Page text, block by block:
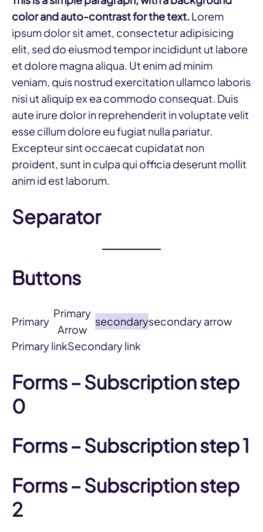
color and auto-contrast for the text. Lorem
ipsum dolor sit amet, consectetur adipisicing
elit, sed do eiusmod tempor incididunt ut labore
et dolore magna aliqua. Ut enim ad minim
veniam, quis nostrud exercitation ullamco laboris
nisi ut aliquip ex ea commodo consequat. Duis
aute irure dolor in reprehenderit in voluptate velit
esse cillum dolore eu fugiat nulla pariatur.
Excepteur sint occaecat cupidatat non
proident, sunt in culpa qui officia deserunt mollit
anim id est laborum.
Separator
Buttons
Primary
Primary
Arrow
secondarysecondary arrow
Primary linkSecondary link
Forms – Subscription step
0
Forms – Subscription step 1
Forms – Subscription step
2